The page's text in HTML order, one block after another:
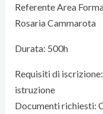
Referente Area
Rosaria Cammarota
Durata: 500h
Requisiti di
istruzione
Documenti richiesti: